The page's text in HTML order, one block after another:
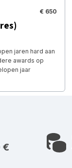
€ 650
jaren hard aan
awards op
jaar
€